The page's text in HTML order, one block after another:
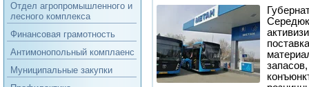
Отдел агропромышленного и
лесного комплекса
Финансовая грамотность
Антимонопольный комплаенс
Муниципальные закупки